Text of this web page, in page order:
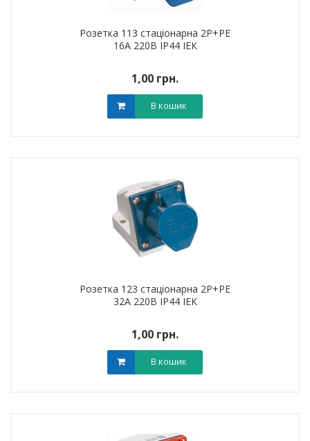
Розетка 113 стаціонарна 2Р+РЕ
16А 220В IP44 ІЕК
1,00 грн.
В кошик
Розетка 123 стаціонарна 2Р+РЕ
32А 220В IP44 ІЕК
1,00 грн.
В кошик